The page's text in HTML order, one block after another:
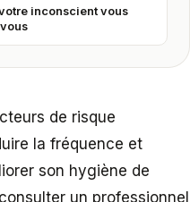
inconscient vous
de risque
la fréquence et
son hygiène de
un professionnel